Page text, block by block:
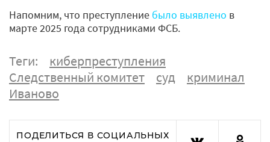
Напомним, что преступление было выявлено в
марте 2025 года сотрудниками ФСБ.
Теги:
киберпреступления
Следственный комитет
суд
криминал
Иваново
ПОДЕЛИТЬСЯ В СОЦИАЛЬНЫХ